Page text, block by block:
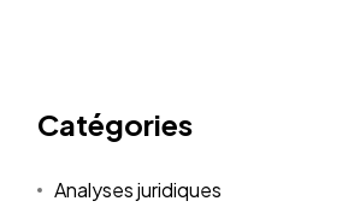
Catégories
Analyses juridiques